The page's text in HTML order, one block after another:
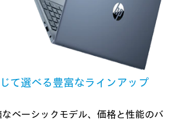
て選べる豊富なラインアップ
ベーシックモデル、 価格と性能のバ